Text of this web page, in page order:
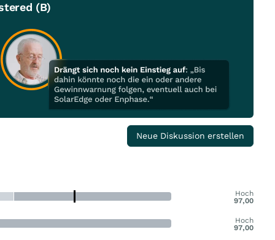
(B)
Neue Diskussion erstellen
Hoch
97,00
Hoch
97,00